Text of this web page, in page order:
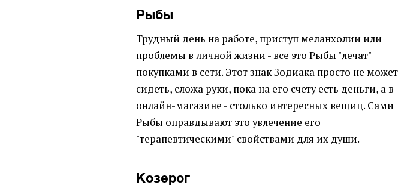
Рыбы
Трудный день на работе, приступ меланхолии или
проблемы в личной жизни - все это Рыбы "лечат"
покупками в сети. Этот знак Зодиака просто не может
сидеть, сложа руки, пока на его счету есть деньги, а в
онлайн-магазине - столько интересных вещиц. Сами
Рыбы оправдывают это увлечение его
"терапевтическими" свойствами для их души.
Козерог